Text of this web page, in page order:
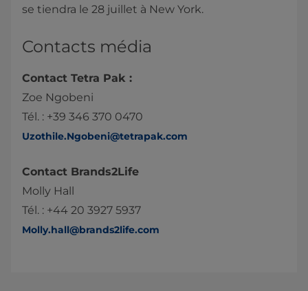
se tiendra le 28 juillet à New York.
Contacts média
Contact Tetra Pak :
Zoe Ngobeni
Tél. : +39 346 370 0470
Uzothile.Ngobeni@tetrapak.com
Contact Brands2Life
Molly Hall
Tél. : +44 20 3927 5937
Molly.hall@brands2life.com